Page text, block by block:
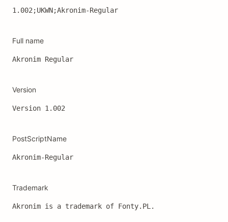
1.002;UKWN;Akronim-Regular
Full name
Akronim Regular
Version
Version 1.002
PostScriptName
Akronim-Regular
Trademark
Akronim is a trademark of Fonty.PL.